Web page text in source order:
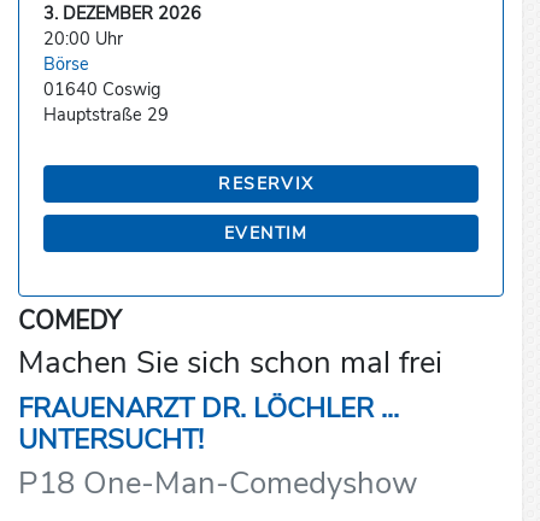
3. DEZEMBER 2026
20:00 Uhr
Börse
01640 Coswig
Hauptstraße 29
RESERVIX
EVENTIM
COMEDY
Machen Sie sich schon mal frei
FRAUENARZT DR. LÖCHLER ...
UNTERSUCHT!
P18 One-Man-Comedyshow